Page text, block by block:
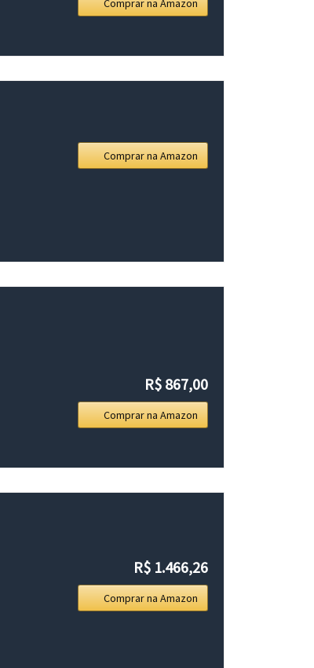
Comprar na Amazon
Comprar na Amazon
R$ 867,00
Comprar na Amazon
R$ 1.466,26
Comprar na Amazon